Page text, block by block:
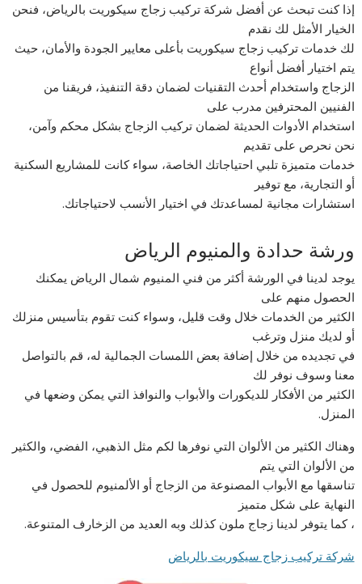
إذا كنت تبحث عن أفضل شركة تركيب زجاج سيكوريت بالرياض، فنحن
الخيار الأمثل لك نقدم
لك خدمات تركيب زجاج سيكوريت بأعلى معايير الجودة والأمان، حيث
يتم اختيار أفضل أنواع
الزجاج واستخدام أحدث التقنيات لضمان دقة التنفيذ، فريقنا من
الفنيين المحترفين مدرب على
استخدام الأدوات الحديثة لضمان تركيب الزجاج بشكل محكم وآمن،
نحن نحرص على تقديم
خدمات متميزة تلبي احتياجاتك الخاصة، سواء كانت للمشاريع السكنية
أو التجارية، مع توفير
استشارات مجانية لمساعدتك في اختيار الأنسب لاحتياجاتك.
ورشة حدادة والمنيوم الرياض
يوجد لدينا في الورشة أكثر من فني المنيوم شمال الرياض يمكنك
الحصول منهم على
الكثير من الخدمات خلال وقت قليل، وسواء كنت تقوم بتأسيس منزلك
أو لديك منزل وترغب
في تجديده من خلال إضافة بعض اللمسات الجمالية له، قم بالتواصل
معنا وسوف نوفر لك
الكثير من الأفكار للديكورات والأبواب والنوافذ التي يمكن وضعها في
المنزل.
وهناك الكثير من الألوان التي نوفرها لكم مثل الذهبي، الفضي، والكثير
من الألوان التي يتم
تناسقها مع الأبواب المصنوعة من الزجاج أو الألمنيوم للحصول في
النهاية على شكل متميز
، كما يتوفر لدينا زجاج ملون كذلك وبه العديد من الزخارف المتنوعة.
شركة تركيب زجاج سيكوريت بالرياض